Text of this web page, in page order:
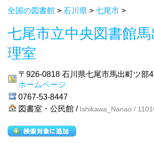
全国の図書館 > 石川県 > 七尾市 >
七尾市立中央図書館
理室
〒926-0818 石川県七尾市馬出町ツ部
ホームページ
0767-53-8447
図書室・公民館 / Ishikawa_Nanao /